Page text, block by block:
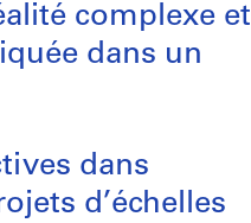
complexe et
dans un
dans
d’échelles